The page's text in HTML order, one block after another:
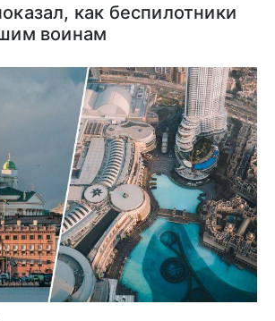
как беспилотники
воинам